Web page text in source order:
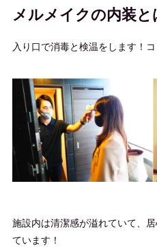
メルメイクの内装と
入り口で消毒と検温をします！
施設内は清潔感が溢れていて、
ています！